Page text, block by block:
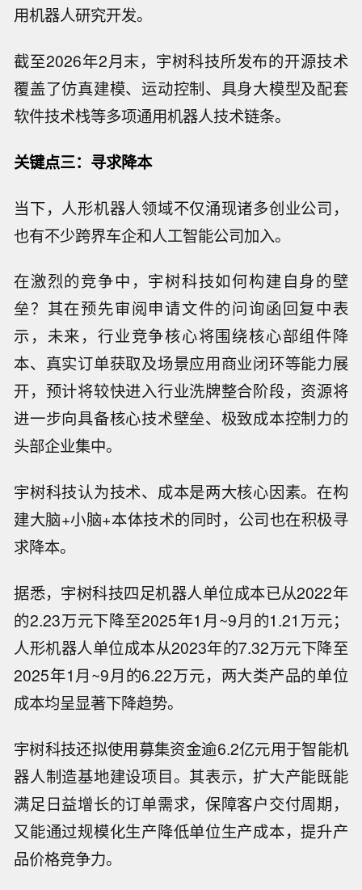
用机器人研究开发。
截至2026年2月末，宇树科技所发布的开源技术
覆盖了仿真建模、运动控制、具身大模型及配套
软件技术栈等多项通用机器人技术链条。
关键点三：寻求降本
当下，人形机器人领域不仅涌现诸多创业公司，
也有不少跨界车企和人工智能公司加入。
在激烈的竞争中，宇树科技如何构建自身的壁
垒？其在预先审阅申请文件的问询函回复中表
示，未来，行业竞争核心将围绕核心部组件降
本、真实订单获取及场景应用商业闭环等能力展
开，预计将较快进入行业洗牌整合阶段，资源将
进一步向具备核心技术壁垒、极致成本控制力的
头部企业集中。
宇树科技认为技术、成本是两大核心因素。在构
建大脑+小脑+本体技术的同时，公司也在积极寻
求降本。
据悉，宇树科技四足机器人单位成本已从2022年
的2.23万元下降至2025年1月~9月的1.21万元；
人形机器人单位成本从2023年的7.32万元下降至
2025年1月~9月的6.22万元，两大类产品的单位
成本均呈显著下降趋势。
宇树科技还拟使用募集资金逾6.2亿元用于智能机
器人制造基地建设项目。其表示，扩大产能既能
满足日益增长的订单需求，保障客户交付周期，
又能通过规模化生产降低单位生产成本，提升产
品价格竞争力。